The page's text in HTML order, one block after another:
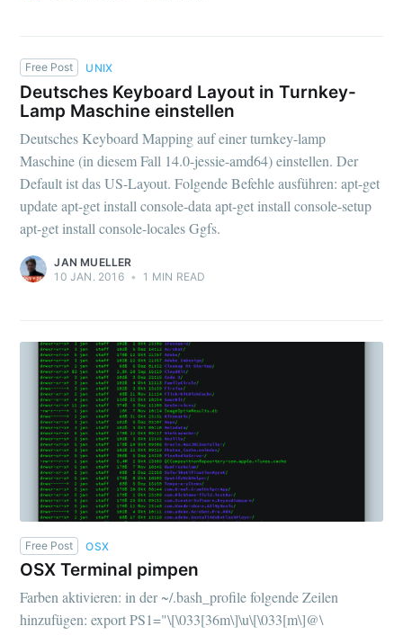
Free Post UNIX
Deutsches Keyboard Layout in Turnkey-
Lamp Maschine einstellen
Deutsches Keyboard Mapping auf einer turnkey-lamp
Maschine (in diesem Fall 14.0-jessie-amd64) einstellen. Der
Default ist das US-Layout. Folgende Befehle ausführen: apt-get
update apt-get install console-data apt-get install console-setup
apt-get install console-locales Ggfs.
JAN MUELLER
10 JAN. 2016 • 1 MIN READ
Free Post OSX
OSX Terminal pimpen
Farben aktivieren: in der ~/.bash_profile folgende Zeilen
hinzufügen: export PS1="\[\033[36m\]\u\[\033[m\]@\